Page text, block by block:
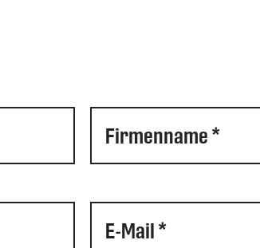
Firmenname *
E-Mail *